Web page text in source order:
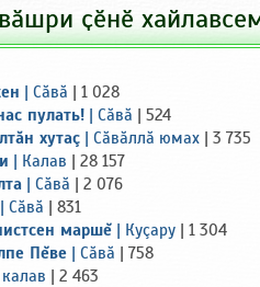
ҫӗнӗ
| Сăвă | 1 028
пулать! | Сăвă | 524
хутаç | Сăвăллă юмах | 3 735
| Калав | 28 157
| Сăвă | 2 076
| Сăвă | 831
маршĕ | Куçару | 1 304
Пĕве | Сăвă | 758
| 2 463